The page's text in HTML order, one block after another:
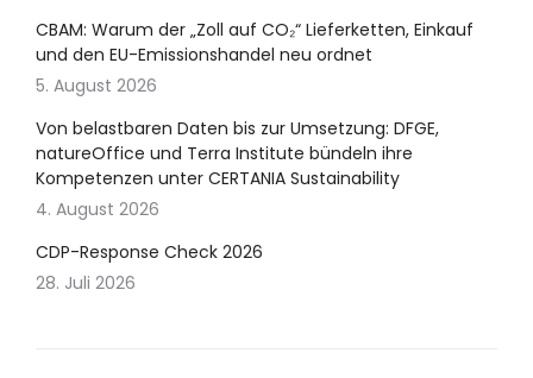
CBAM: Warum der „Zoll auf CO₂“ Lieferketten, Einkauf
und den EU-Emissionshandel neu ordnet
5. August 2026
Von belastbaren Daten bis zur Umsetzung: DFGE,
natureOffice und Terra Institute bündeln ihre
Kompetenzen unter CERTANIA Sustainability
4. August 2026
CDP-Response Check 2026
28. Juli 2026